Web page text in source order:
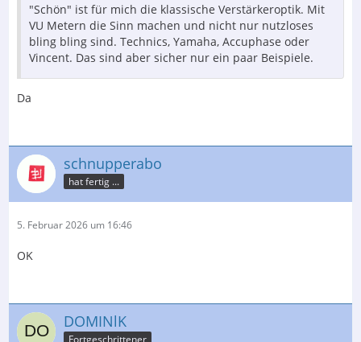
"Schön" ist für mich die klassische Verstärkeroptik. Mit
VU Metern die Sinn machen und nicht nur nutzloses
bling bling sind. Technics, Yamaha, Accuphase oder
Vincent. Das sind aber sicher nur ein paar Beispiele.
Da
schnupperabo
hat fertig ...
5. Februar 2026 um 16:46
OK
DOMINlK